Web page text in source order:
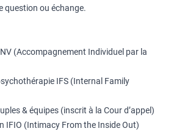
question ou échange.
(Accompagnement Individuel par la
IFS (Internal Family
& équipes (inscrit à la Cour d’appel)
IFIO (Intimacy From the Inside Out)